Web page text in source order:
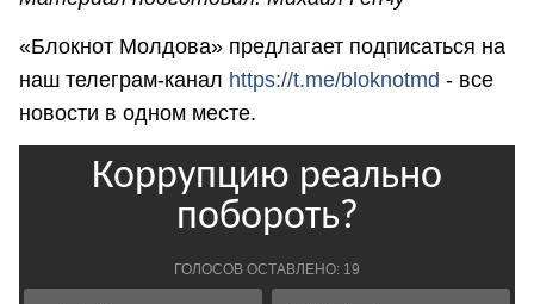
«Блокнот Молдова» предлагает подписаться на
наш телеграм-канал https://t.me/bloknotmd - все
новости в одном месте.